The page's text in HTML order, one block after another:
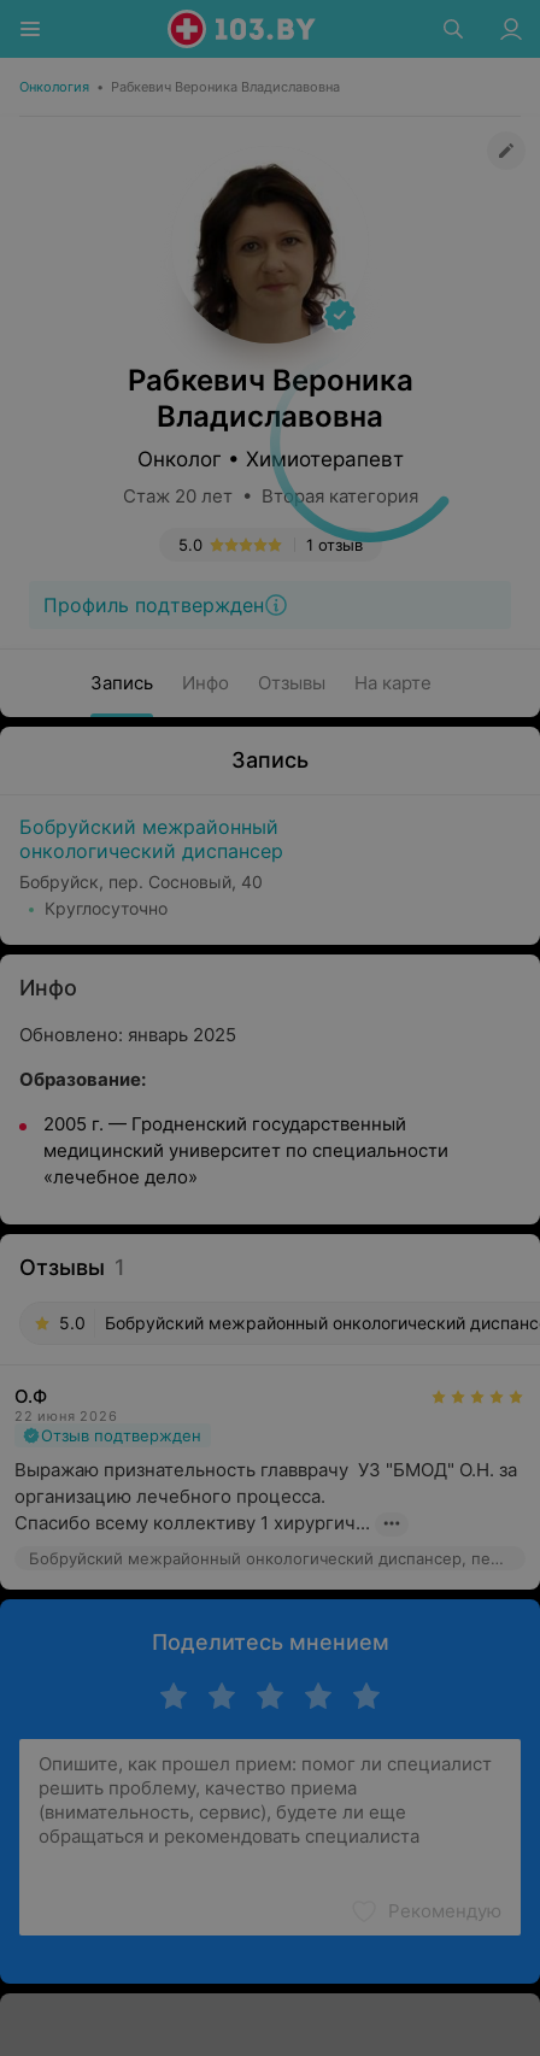
Онкология • Рабкевич Вероника Владиславовна
Рабкевич Вероника
Владиславовна
Онколог • Химиотерапевт
Стаж 20 лет • Вторая категория
1 отзыв
5.0
Профиль подтвержден
Запись Инфо Отзывы На карте
Запись
Бобруйский межрайонный
онкологический диспансер
Бобруйск, пер. Сосновый, 40
Круглосуточно
Инфо
Обновлено: январь 2025
Образование:
2005 г. — Гродненский государственный
медицинский университет по специальности
«лечебное дело»
Отзывы 1
5.0 Бобруйский межрайонный онкологический
О.Ф
22 июня 2026
Отзыв подтвержден
Выражаю признательность главврачу  УЗ "БМОД" О.Н. за
организацию лечебного процесса.
Спасибо всему коллективу 1 хирургич...
Бобруйский межрайонный онкологический диспансер, пер. Сосновый, 40
Поделитесь мнением
Рекомендую